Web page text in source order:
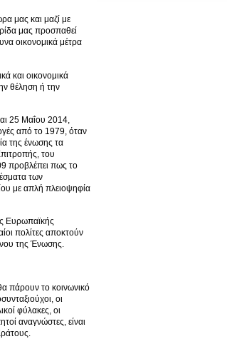
μας και μαζί με
μας προσπαθεί
οικονομικά μέτρα
και οικονομικά
θέληση ή την
25 Μαΐου 2014,
από το 1979, όταν
της ένωσης τα
του
προβλέπει πως το
των
με απλή πλειοψηφία
Ευρωπαϊκής
πολίτες αποκτούν
της Ένωσης.
πάρουν το κοινωνικό
οι
φύλακες, οι
αναγνώστες, είναι